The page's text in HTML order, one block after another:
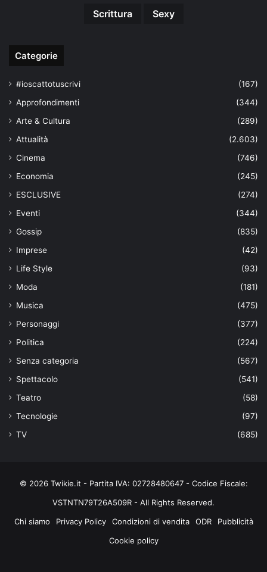
Scrittura
Sexy
Categorie
#ioscattotuscrivi
(167)
Approfondimenti
(344)
Arte & Cultura
(289)
Attualità
(2.603)
Cinema
(746)
Economia
(245)
ESCLUSIVE
(274)
Eventi
(344)
Gossip
(835)
Imprese
(42)
Life Style
(93)
Moda
(181)
Musica
(475)
Personaggi
(377)
Politica
(224)
Senza categoria
(567)
Spettacolo
(541)
Teatro
(58)
Tecnologie
(97)
TV
(685)
© 2026 Twikie.it - Partita IVA: 02728480647 - Codice Fiscale:
VSTNTN79T26A509R - All Rights Reserved.
Chi siamo
Privacy Policy Condizioni di vendita ODR
Pubblicità
Cookie policy